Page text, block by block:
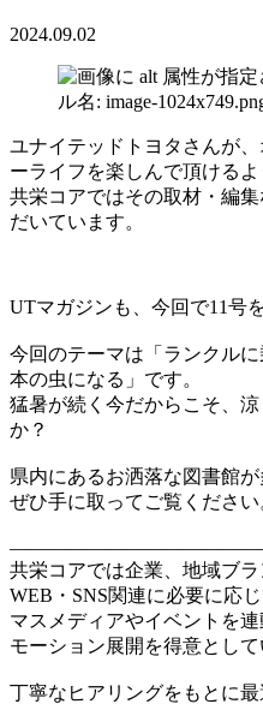
2024.09.02
ユナイテッドトヨタさんが
ーライフを楽しんで頂ける
共栄コアではその取材・編
だいています。
UTマガジンも、今回で11号
今回のテーマは「ランクル
本の虫になる」です。
猛暑が続く今だからこそ、
か？
県内にあるお洒落な図書館
ぜひ手に取ってご覧ください
共栄コアでは企業、地域ブラ
WEB・SNS関連に必要に応
マスメディアやイベントを
モーション展開を得意として
丁寧なヒアリングをもとに